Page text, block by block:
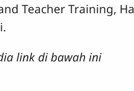
Teacher Training,
link di bawah ini